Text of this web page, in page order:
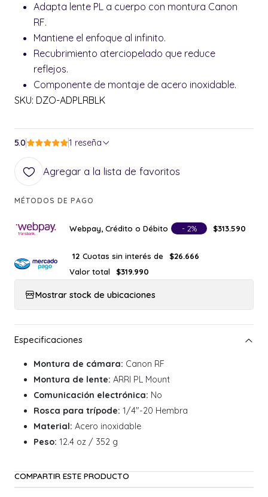
Adapta lente PL a cuerpo con montura Canon
RF.
Mantiene el enfoque al infinito.
Recubrimiento aterciopelado que reduce
reflejos.
Componente de montaje de acero inoxidable.
SKU: DZO-ADPLRBLK
5.0 1 reseña
Agregar a la lista de favoritos
MÉTODOS DE PAGO
Webpay, Crédito o Débito - 2% $313.590
12 Cuotas sin interés de
$26.666
Valor total
$319.990
Mostrar stock de ubicaciones
Montura de cámara: Canon RF
Montura de lente: ARRI PL Mount
Comunicación electrónica: No
Rosca para trípode: 1/4"-20 Hembra
Material: Acero inoxidable
Peso: 12.4 oz / 352 g
COMPARTIR ESTE PRODUCTO